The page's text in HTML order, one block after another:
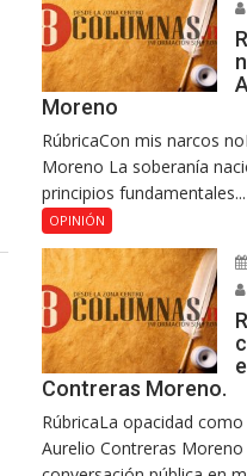
Moreno
RúbricaCon mis narcos
Moreno La soberanía
principios fundamentales...
OPINIÓN
Contreras Moreno.
RúbricaLa opacidad
Aurelio Contreras